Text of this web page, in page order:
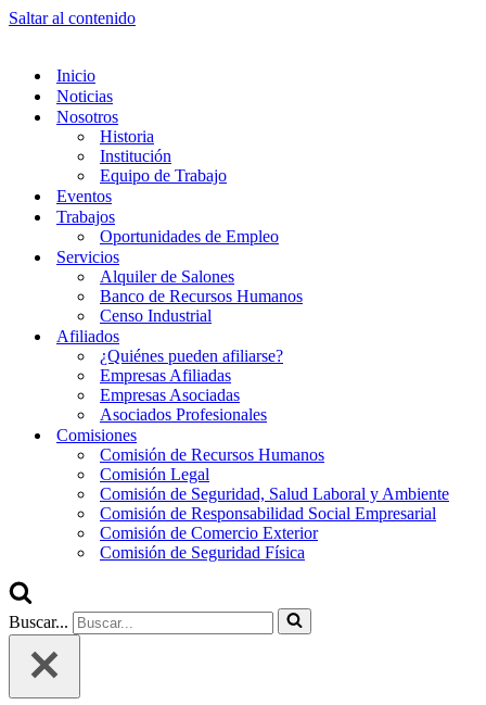
Saltar al contenido
Inicio
Noticias
Nosotros
Historia
Institución
Equipo de Trabajo
Eventos
Trabajos
Oportunidades de Empleo
Servicios
Alquiler de Salones
Banco de Recursos Humanos
Censo Industrial
Afiliados
¿Quiénes pueden afiliarse?
Empresas Afiliadas
Empresas Asociadas
Asociados Profesionales
Comisiones
Comisión de Recursos Humanos
Comisión Legal
Comisión de Seguridad, Salud Laboral y Ambiente
Comisión de Responsabilidad Social Empresarial
Comisión de Comercio Exterior
Comisión de Seguridad Física
Buscar...